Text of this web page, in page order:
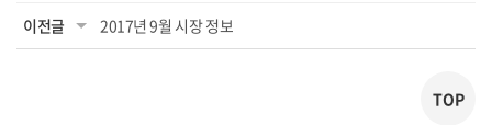
이전글 2017년 9월 시장 정보
TOP